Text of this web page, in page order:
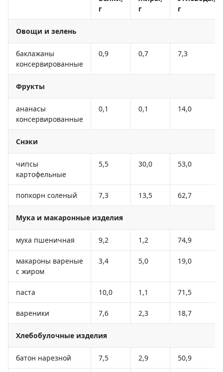
г
г
г
Овощи и зелень
баклажаны
консервированные
0,9 0,7 7,3
Фрукты
ананасы
консервированные
0,1 0,1 14,0
Снэки
чипсы
картофельные
5,5 30,0 53,0
попкорн соленый 7,3 13,5 62,7
Мука и макаронные изделия
мука пшеничная 9,2 1,2 74,9
макароны вареные
с жиром
3,4 5,0 19,0
паста 10,0 1,1 71,5
вареники 7,6 2,3 18,7
Хлебобулочные изделия
батон нарезной 7,5 2,9 50,9